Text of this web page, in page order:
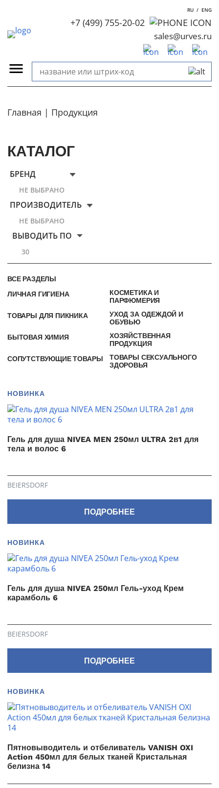
RU / ENG
+7 (499) 755-20-02
sales@urves.ru
Главная Продукция
КАТАЛОГ
БРЕНД
НЕ ВЫБРАНО
ПРОИЗВОДИТЕЛЬ
НЕ ВЫБРАНО
ВЫВОДИТЬ ПО
30
ВСЕ РАЗДЕЛЫ
ЛИЧНАЯ ГИГИЕНА
КОСМЕТИКА И
ПАРФЮМЕРИЯ
ТОВАРЫ ДЛЯ ПИКНИКА
УХОД ЗА ОДЕЖДОЙ И
ОБУВЬЮ
БЫТОВАЯ ХИМИЯ
ХОЗЯЙСТВЕННАЯ
ПРОДУКЦИЯ
СОПУТСТВУЮЩИЕ ТОВАРЫ
ТОВАРЫ СЕКСУАЛЬНОГО
ЗДОРОВЬЯ
НОВИНКА
Гель для душа NIVEA MEN 250мл ULTRA 2в1 для
тела и волос 6
BEIERSDORF
ПОДРОБНЕЕ
НОВИНКА
Гель для душа NIVEA 250мл Гель-уход Крем
карамболь 6
BEIERSDORF
ПОДРОБНЕЕ
НОВИНКА
Пятновыводитель и отбеливатель VANISH OXI
Action 450мл для белых тканей Кристальная
белизна 14